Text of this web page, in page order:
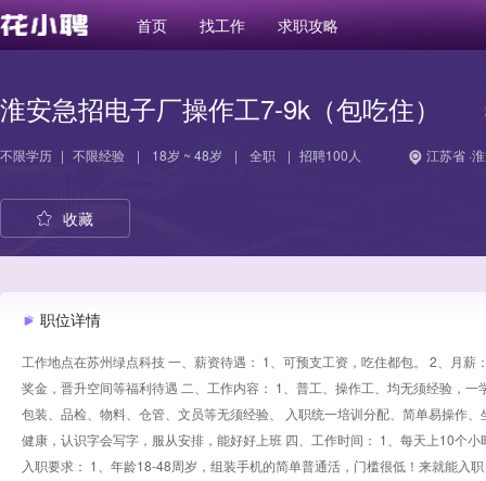
首页 找工作 求职攻略
淮安急招电子厂操作工7-9k（包吃住）
不限学历 | 不限经验 | 18岁 ~ 48岁 | 全职 | 招聘100人 江苏省 ·
收藏
职位详情
工作地点在苏州绿点科技 一、薪资待遇： 1、可预支工资，吃住都包。 2、月
奖金，晋升空间等福利待遇 二、工作内容： 1、普工、操作工、均无须经验，
包装、品检、物料、仓管、文员等无须经验、 入职统一培训分配、简单易操作
健康，认识字会写字，服从安排，能好好上班 四、工作时间： 1、每天上10个
入职要求： 1、年龄18-48周岁，组装手机的简单普通活，门槛很低！来就能入